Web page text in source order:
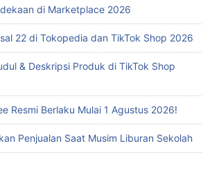
di Marketplace 2026
22 di Tokopedia dan TikTok Shop 2026
& Deskripsi Produk di TikTok Shop
Resmi Berlaku Mulai 1 Agustus 2026!
Penjualan Saat Musim Liburan Sekolah